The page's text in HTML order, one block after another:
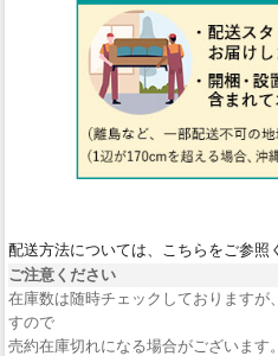
配送方法については、こちらをご参照
ご注意ください
在庫数は随時チェックしておりますが
すので
売約在庫切れになる場合がございます